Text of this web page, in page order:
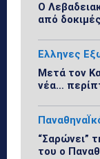
Ο
από
Ελληνες
Μετά τον
νέα…
“Σαρώνει”
του ο